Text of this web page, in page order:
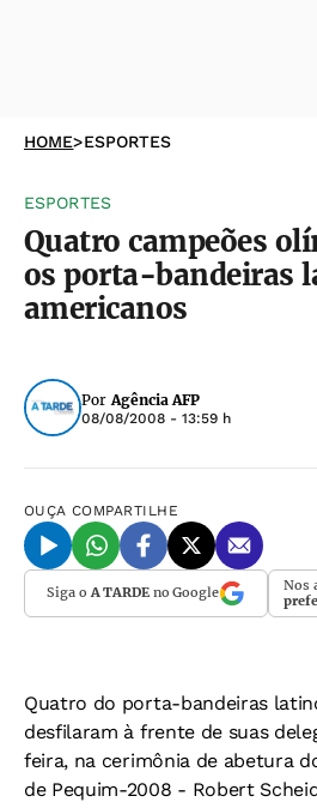
HOME>ESPORTES
ESPORTES
Quatro campeões
os porta-bandeiras
americanos
Por Agência AFP
08/08/2008 - 13:59 h
OUÇA COMPARTILHE
Siga oA TARDEno Google Nos
Quatro do porta-bandeiras
desfilaram à frente de suas
feira, na cerimônia de abetura
de Pequim-2008 - Robert